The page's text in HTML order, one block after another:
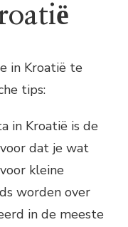
in Kroatië te
tips:
in Kroatië is de
dat je wat
kleine
worden over
in de meeste